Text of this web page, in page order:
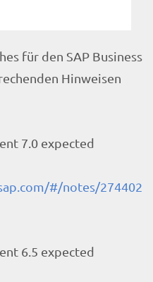
für den SAP Business
Hinweisen
7.0 expected
#/notes/274402
6.5 expected